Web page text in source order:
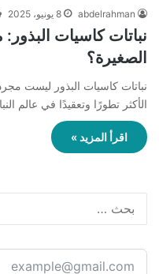
abdelrahman 8 يونيو، 2025
نباتات كاسيات
الصغيرة؟
نباتات كاسيات البذور ليست
الأكثر تطورًا وتعقيدًا في عالم
اقرأ المزيد »